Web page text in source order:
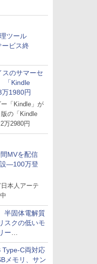
ツール
ービス終
のサマーセ
「Kindle
1980円
「Kindle」が
の「Kindle
万2980円
MVを配信
―100万登
本人アーテ
半固体電解質
スクの低いモ
ー
」シリーズ
上旬に開始
Type-C両対応
メモリ、サン